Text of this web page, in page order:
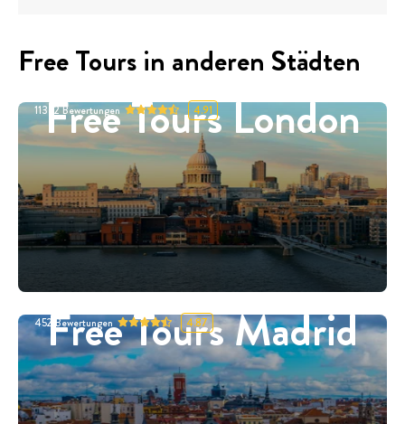
Free Tours in anderen Städten
Free Tours London
11332Bewertungen 4.91
Free Tours Madrid
452 Bewertungen 4.87